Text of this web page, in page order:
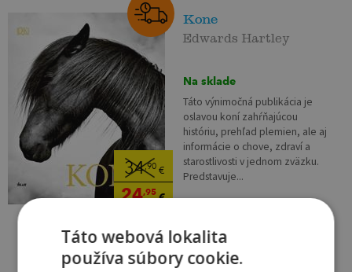
34,90€
24,95€
Kone
Edwards Hartley
Na sklade
Táto výnimočná publikácia je
oslavou koní zahŕňajúcou
históriu, prehľad plemien, ale aj
informácie o chove, zdraví a
starostlivosti v jednom zväzku.
Predstavuje...
Táto webová lokalita
používa súbory cookie.